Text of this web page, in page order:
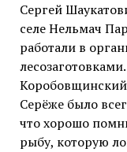
Сергей
селе Нельмач
работали в
Коробовщинский
Серёже было
что хорошо
рыбу, которую